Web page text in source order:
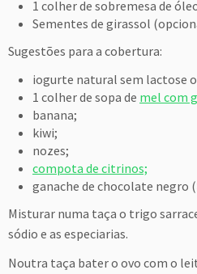
1 colher de sobremesa de
Sementes de girassol
Sugestões para a cobertura:
iogurte natural sem lactose
1 colher de sopa de mel com
banana;
kiwi;
nozes;
compota de citrinos;
ganache de chocolate negro
Misturar numa taça o trigo
sódio e as especiarias.
Noutra taça bater o ovo com o